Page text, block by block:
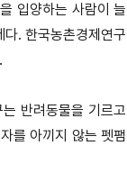
입양하는 사람이 늘
. 한국농촌경제연구
반려동물을 기르고
를 아끼지 않는 펫팸